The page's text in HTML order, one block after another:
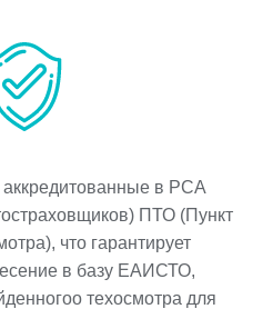
в РСА
ПТО (Пункт
что гарантирует
в базу ЕАИСТО,
техосмотра для